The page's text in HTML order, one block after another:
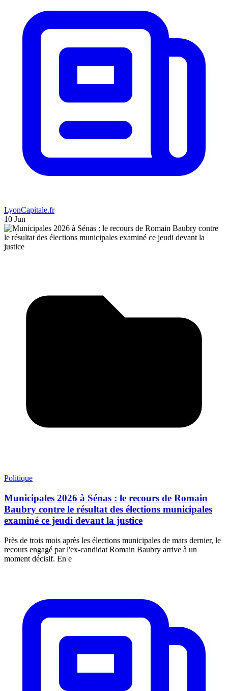
LyonCapitale.fr
10 Jun
Politique
Municipales 2026 à Sénas : le recours de Romain
Baubry contre le résultat des élections municipales
examiné ce jeudi devant la justice
Près de trois mois après les élections municipales de mars dernier, le
recours engagé par l'ex-candidat Romain Baubry arrive à un
moment décisif. En e